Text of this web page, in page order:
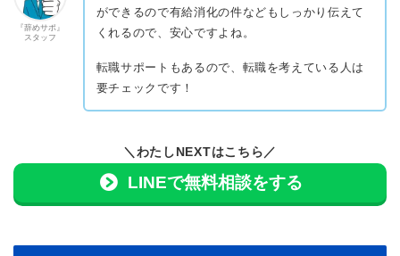
『辞めサポ』
スタッフ
ができるので有給消化の件などもしっかり伝えて
くれるので、安心ですよね。
転職サポートもあるので、転職を考えている人は
要チェックです！
＼わたしNEXTはこちら／
LINEで無料相談をする